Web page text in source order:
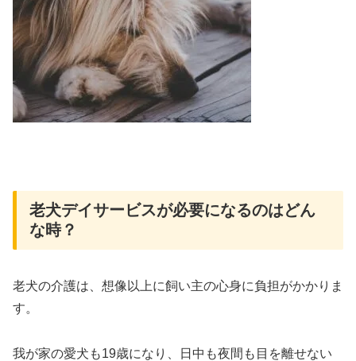
老犬デイサービスが必要になるのはどん
な時？
老犬の介護は、想像以上に飼い主の心身に負担がかかりま
す。
我が家の愛犬も19歳になり、日中も夜間も目を離せない